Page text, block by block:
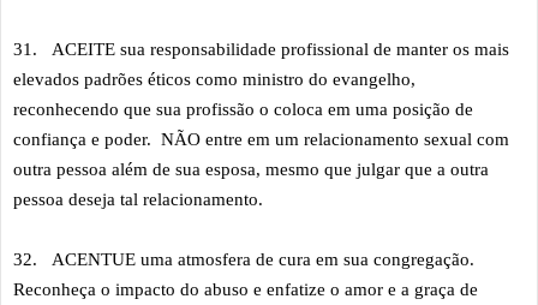
31.
ACEITE sua responsabilidade profissional de manter os mais
elevados padrões éticos como ministro do evangelho,
reconhecendo que sua profissão o coloca em uma posição de
confiança e poder. NÃO entre em um relacionamento sexual com
outra pessoa além de sua esposa, mesmo que julgar que a outra
pessoa deseja tal relacionamento.
32.
ACENTUE uma atmosfera de cura em sua congregação.
Reconheça o impacto do abuso e enfatize o amor e a graça de